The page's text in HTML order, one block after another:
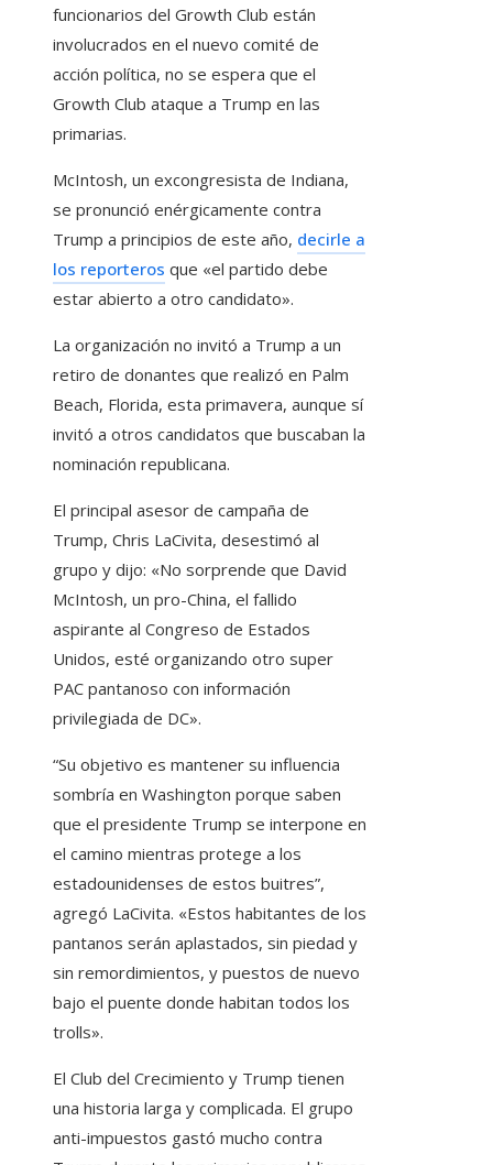
funcionarios del Growth Club están
involucrados en el nuevo comité de
acción política, no se espera que el
Growth Club ataque a Trump en las
primarias.
McIntosh, un excongresista de Indiana,
se pronunció enérgicamente contra
Trump a principios de este año, decirle a
los reporteros que «el partido debe
estar abierto a otro candidato».
La organización no invitó a Trump a un
retiro de donantes que realizó en Palm
Beach, Florida, esta primavera, aunque sí
invitó a otros candidatos que buscaban la
nominación republicana.
El principal asesor de campaña de
Trump, Chris LaCivita, desestimó al
grupo y dijo: «No sorprende que David
McIntosh, un pro-China, el fallido
aspirante al Congreso de Estados
Unidos, esté organizando otro super
PAC pantanoso con información
privilegiada de DC».
“Su objetivo es mantener su influencia
sombría en Washington porque saben
que el presidente Trump se interpone en
el camino mientras protege a los
estadounidenses de estos buitres”,
agregó LaCivita. «Estos habitantes de los
pantanos serán aplastados, sin piedad y
sin remordimientos, y puestos de nuevo
bajo el puente donde habitan todos los
trolls».
El Club del Crecimiento y Trump tienen
una historia larga y complicada. El grupo
anti-impuestos gastó mucho contra